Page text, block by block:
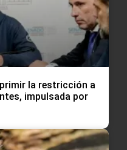
la restricción a
impulsada por